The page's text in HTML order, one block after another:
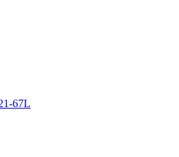
67L